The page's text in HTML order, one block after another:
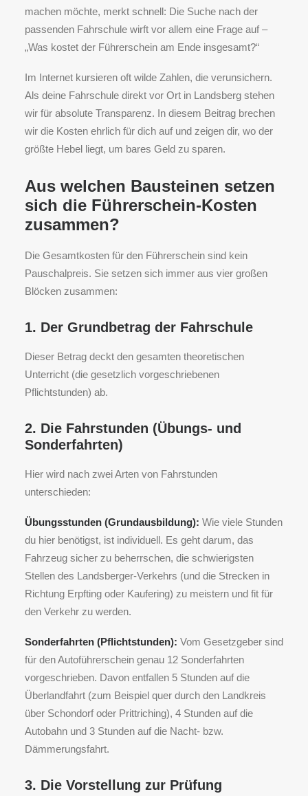
machen möchte, merkt schnell: Die Suche nach der
passenden Fahrschule wirft vor allem eine Frage auf –
„Was kostet der Führerschein am Ende insgesamt?“
Im Internet kursieren oft wilde Zahlen, die verunsichern.
Als deine Fahrschule direkt vor Ort in Landsberg stehen
wir für absolute Transparenz. In diesem Beitrag brechen
wir die Kosten ehrlich für dich auf und zeigen dir, wo der
größte Hebel liegt, um bares Geld zu sparen.
Aus welchen Bausteinen setzen
sich die Führerschein-Kosten
zusammen?
Die Gesamtkosten für den Führerschein sind kein
Pauschalpreis. Sie setzen sich immer aus vier großen
Blöcken zusammen:
1. Der Grundbetrag der Fahrschule
Dieser Betrag deckt den gesamten theoretischen
Unterricht (die gesetzlich vorgeschriebenen
Pflichtstunden) ab.
2. Die Fahrstunden (Übungs- und
Sonderfahrten)
Hier wird nach zwei Arten von Fahrstunden
unterschieden:
Übungsstunden (Grundausbildung): Wie viele Stunden
du hier benötigst, ist individuell. Es geht darum, das
Fahrzeug sicher zu beherrschen, die schwierigsten
Stellen des Landsberger-Verkehrs (und die Strecken in
Richtung Erpfting oder Kaufering) zu meistern und fit für
den Verkehr zu werden.
Sonderfahrten (Pflichtstunden): Vom Gesetzgeber sind
für den Autoführerschein genau 12 Sonderfahrten
vorgeschrieben. Davon entfallen 5 Stunden auf die
Überlandfahrt (zum Beispiel quer durch den Landkreis
über Schondorf oder Prittriching), 4 Stunden auf die
Autobahn und 3 Stunden auf die Nacht- bzw.
Dämmerungsfahrt.
3. Die Vorstellung zur Prüfung